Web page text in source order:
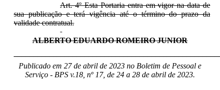
Art. 4º Esta Portaria entra em vigor na data de
sua publicação e terá vigência até o término do prazo da
validade contratual.
ALBERTO EDUARDO ROMEIRO JUNIOR
Publicado em 27 de abril de 2023 no Boletim de Pessoal e
Serviço - BPS v.18, nº 17, de 24 a 28 de abril de 2023.